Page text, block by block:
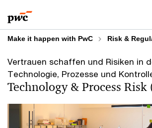
to
content
to
footer
Make it happen with PwC Risk &
Vertrauen schaffen und Risiken in
Technologie, Prozesse und
Technology & Process Risk